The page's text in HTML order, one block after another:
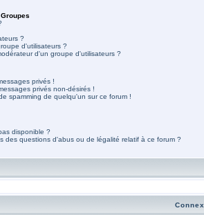
?
d'utilisateurs ?
d'un groupe d'utilisateurs ?
privés !
privés non-désirés !
spamming de quelqu'un sur ce forum !
disponible ?
des questions d'abus ou de légalité relatif à ce forum ?